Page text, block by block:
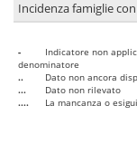
Incidenza famiglie
-
Indicatore non
denominatore
..
Dato non ancora
...
Dato non rilevato
....
La mancanza o